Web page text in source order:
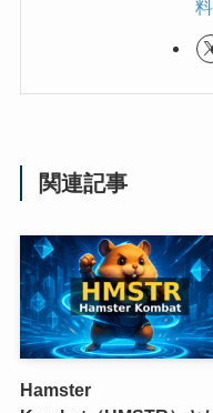
関連記事
Hamster